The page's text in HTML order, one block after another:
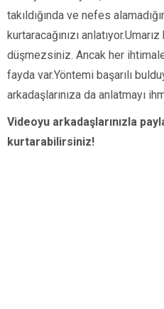
takıldığında ve nefes
kurtaracağınızı
düşmezsiniz. Ancak her
fayda var.Yöntemi başarılı
arkadaşlarınıza da anlatmayı
Videoyu arkadaşlarınızla
kurtarabilirsiniz!